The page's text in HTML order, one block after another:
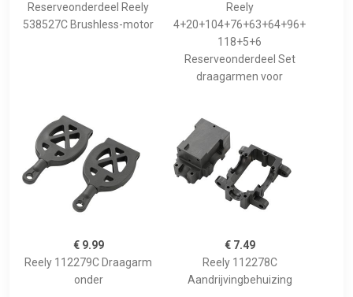
Reserveonderdeel Reely
538527C Brushless-motor
Reely
4+20+104+76+63+64+96+
118+5+6
Reserveonderdeel Set
draagarmen voor
€ 9.99
Reely 112279C Draagarm
onder
€ 7.49
Reely 112278C
Aandrijvingbehuizing